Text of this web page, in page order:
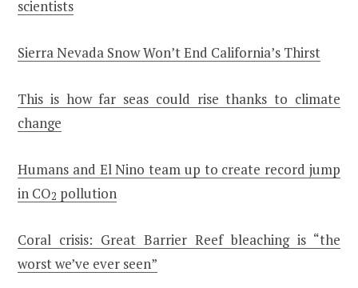
scientists
Sierra Nevada Snow Won’t End California’s Thirst
This is how far seas could rise thanks to climate
change
Humans and El Nino team up to create record jump
in CO2 pollution
Coral crisis: Great Barrier Reef bleaching is “the
worst we’ve ever seen”